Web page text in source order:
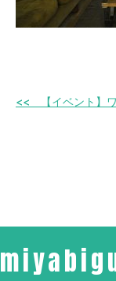
【イベント】